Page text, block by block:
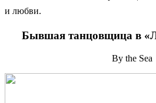
и любви.
Бывшая танцовщица в
By the Sea